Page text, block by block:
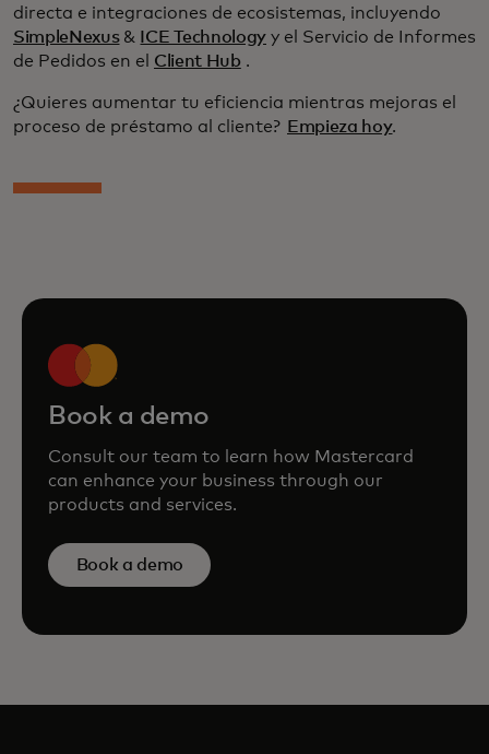
directa e integraciones de ecosistemas, incluyendo
SimpleNexus& ICE Technology y el Servicio de Informes
de Pedidos en el Client Hub .
¿Quieres aumentar tu eficiencia mientras mejoras el
proceso de préstamo al cliente? Empieza hoy.
Book a demo
Consult our team to learn how Mastercard
can enhance your business through our
products and services.
Book a demo